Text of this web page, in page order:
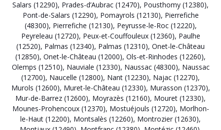
Salars (12290), Prades-d’Aubrac (12470), Pousthomy (12380),
Pont-de-Salars (12290), Pomayrols (12130), Pierrefiche
(48300), Pierrefiche (12130), Peyrusse-le-Roc (12220),
Peyreleau (12720), Peux-et-Couffouleux (12360), Paulhe
(12520), Palmas (12340), Palmas (12310), Onet-le-Château
(12850), Onet-le-Château (12000), Ols-et-Rinhodes (12260),
Olemps (12510), Nauviale (12330), Naussac (48300), Naussac
(12700), Naucelle (12800), Nant (12230), Najac (12270),
Murols (12600), Muret-le-Château (12330), Murasson (12370),
Mur-de-Barrez (12600), Moyrazès (12160), Mouret (12330),
Mounes-Prohencoux (12370), Mostuéjouls (12720), Morlhon-
le-Haut (12200), Montsalès (12260), Montrozier (12630),